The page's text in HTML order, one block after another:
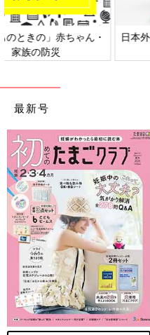
日本外来小児科学会リーフレッ
最新号